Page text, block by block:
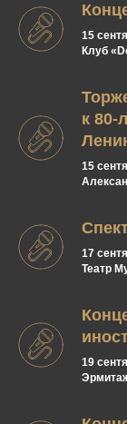
15
Клуб
к 80-
15
17
Театр
19